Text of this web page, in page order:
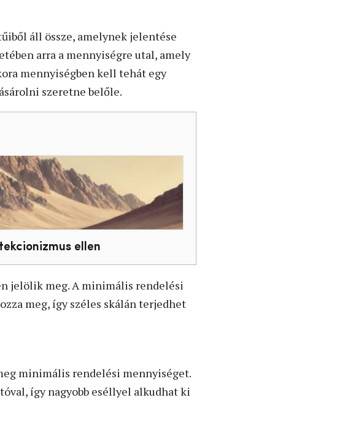
áll össze, amelynek jelentése
arra a mennyiségre utal, amely
mennyiségben kell tehát egy
szeretne belőle.
ellen
jelölik meg. A minimális rendelési
meg, így széles skálán terjedhet
minimális rendelési mennyiséget.
így nagyobb eséllyel alkudhat ki